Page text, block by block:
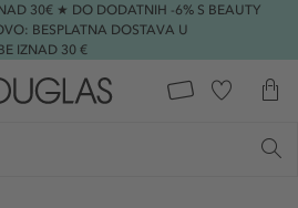
30€ ★ DO DODATNIH -6% S BEAUTY
BESPLATNA DOSTAVA U
IZNAD 30 €